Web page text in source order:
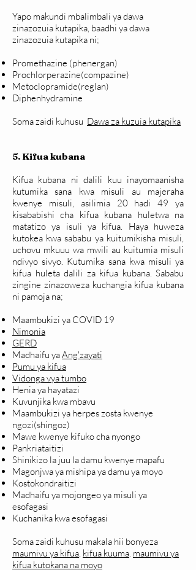
Yapo makundi mbalimbali ya dawa
zinazozuia kutapika, baadhi ya dawa
zinazozuia kutapika ni;
Promethazine (phenergan)
Prochlorperazine(compazine)
Metoclopramide(reglan)
Diphenhydramine
Soma zaidi kuhusu Dawa za kuzuia kutapika
5. Kifua kubana
Kifua kubana ni dalili kuu inayomaanisha
kutumika sana kwa misuli au majeraha
kwenye misuli, asilimia 20 hadi 49 ya
kisababishi cha kifua kubana huletwa na
matatizo ya isuli ya kifua. Haya huweza
kutokea kwa sababu ya kuitumikisha misuli,
uchovu mkuuu wa mwili au kuitumia misuli
ndivyo sivyo. Kutumika sana kwa misuli ya
kifua huleta dalili za kifua kubana. Sababu
zingine zinazoweza kuchangia kifua kubana
ni pamoja na;
Maambukizi ya COVID 19
Nimonia
GERD
Madhaifu yaAng'zayati
Pumu ya kifua
Vidonga vya tumbo
Henia ya hayatazi
Kuvunjika kwa mbavu
Maambukizi ya herpes zosta kwenye
ngozi(shingoz)
Mawe kwenye kifuko cha nyongo
Pankriataitizi
Shinikizo la juu la damu kwenye mapafu
Magonjwa ya mishipa ya damu ya moyo
Kostokondraitizi
Madhaifu ya mojongeo ya misuli ya
esofagasi
Kuchanika kwa esofagasi
Soma zaidi kuhusu makala hii bonyeza
maumivu ya kifua, kifua kuuma. maumivu ya
kifua kutokana na moyo